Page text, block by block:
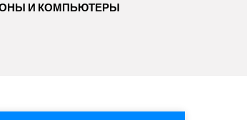
И КОМПЬЮТЕРЫ